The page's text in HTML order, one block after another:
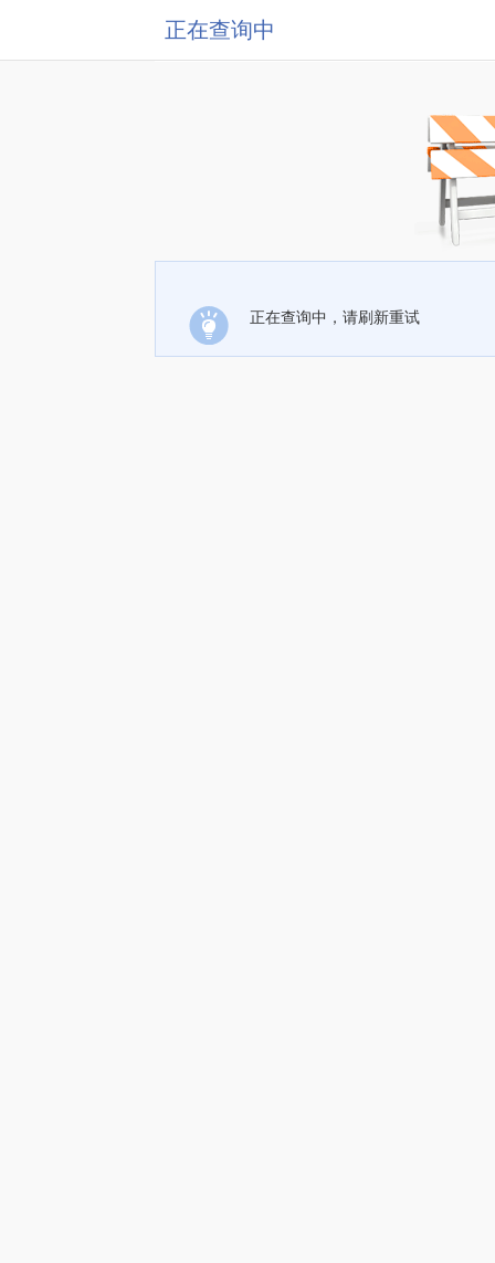
正在查询中
正在查询中，请刷新重试